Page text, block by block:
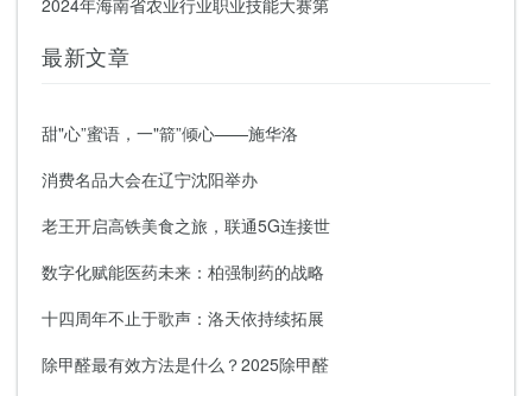
最新文章
甜"心”蜜语，一"箭”倾心——施华洛
消费名品大会在辽宁沈阳举办
老王开启高铁美食之旅，联通5G连接世
数字化赋能医药未来：柏强制药的战略
十四周年不止于歌声：洛天依持续拓展
除甲醛最有效方法是什么？2025除甲醛